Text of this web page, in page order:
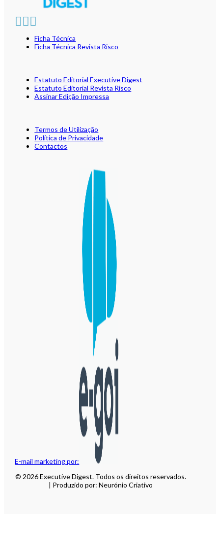
E-mail marketing por:
Ficha Técnica
Ficha Técnica Revista Risco
Estatuto Editorial Executive Digest
Estatuto Editorial Revista Risco
Assinar Edição Impressa
Termos de Utilização
Política de Privacidade
Contactos
© 2026 Executive Digest. Todos os direitos reservados.
| Produzido por: Neurónio Criativo